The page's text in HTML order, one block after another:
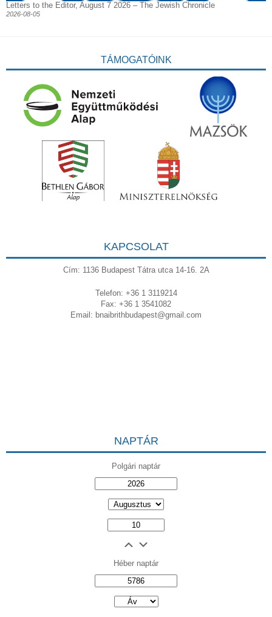
Letters to the Editor, August 7 2026 – The Jewish Chronicle
2026-08-05
TÁMOGATÓINK
KAPCSOLAT
Cím: 1136 Budapest Tátra utca 14-16. 2A
Telefon: +36 1 3119214
Fax: +36 1 3541082
Email: bnaibrithbudapest@gmail.com
NAPTÁR
Polgári naptár
Héber naptár